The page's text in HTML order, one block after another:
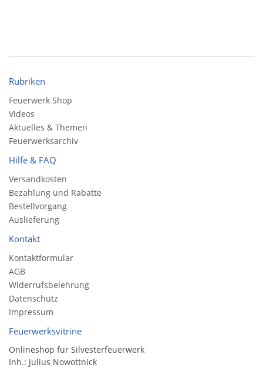
Rubriken
Feuerwerk Shop
Videos
Aktuelles & Themen
Feuerwerksarchiv
Hilfe & FAQ
Versandkosten
Bezahlung und Rabatte
Bestellvorgang
Auslieferung
Kontakt
Kontaktformular
AGB
Widerrufsbelehrung
Datenschutz
Impressum
Feuerwerksvitrine
Onlineshop für Silvesterfeuerwerk
Inh.: Julius Nowottnick